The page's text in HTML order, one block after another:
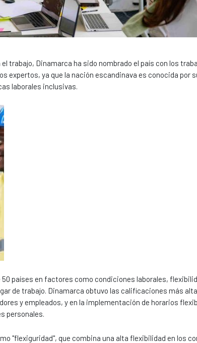
trabajo, Dinamarca ha sido nombrado el país con los
expertos, ya que la nación escandinava es conocida por
laborales inclusivas.
países en factores como condiciones laborales,
de trabajo. Dinamarca obtuvo las calificaciones más
y empleados, y en la implementación de horarios
personales.
"flexiguridad", que combina una alta flexibilidad en los